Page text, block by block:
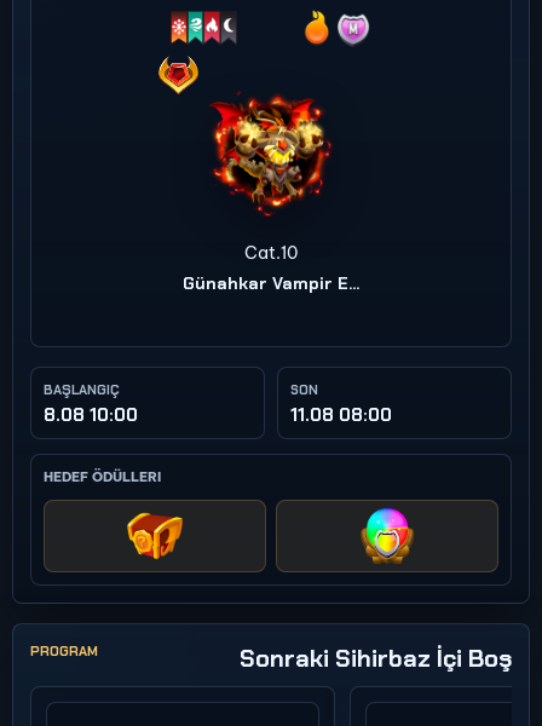
Cat.10
Günahkar Vampir Ejderha
BAŞLANGIÇ
8.08 10:00
SON
11.08 08:00
HEDEF ÖDÜLLERI
PROGRAM Sonraki Sihirbaz İçi Boş